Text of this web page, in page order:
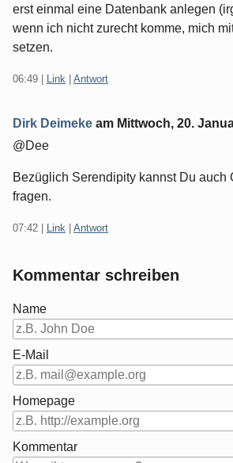
erst einmal eine Datenbank anlegen
wenn ich nicht zurecht komme, mich
setzen.
06:49 Link Antwort
Dirk Deimeke am Mittwoch, 20.
@Dee
Bezüglich Serendipity kannst Du auch
fragen.
07:42 Link Antwort
Kommentar schreiben
Name
E-Mail
Homepage
Kommentar